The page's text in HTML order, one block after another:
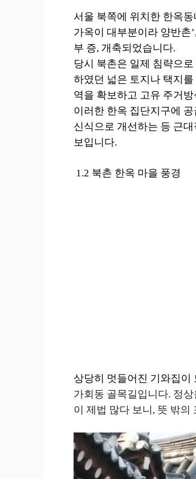
서울 북쪽에 위치한 한옥
가옥이 대부분이라 양반촌
부 증, 개축되었습니다.
당시 북촌은 일제 침략으
하였던 넓은 토지나 택지
역을 확보하고 고유 주거
이러한 한옥 집단지구에
신식으로 개선하는 등 근
보입니다.
1.2 북촌 한옥 마을 풍경
상당히 멋들어진 기와집이
가회동 골목길입니다. 정
이 제법 많다 보니, 뜻 밖